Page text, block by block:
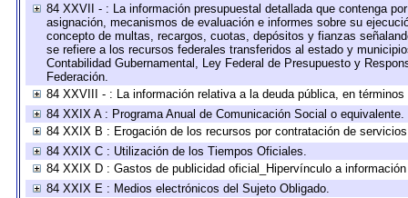
84 XXVII - : La información presupuestal detallada que contenga
asignación, mecanismos de evaluación e informes sobre su
concepto de multas, recargos, cuotas, depósitos y fianzas
se refiere a los recursos federales transferidos al estado y
Contabilidad Gubernamental, Ley Federal de Presupuesto y
Federación.
84 XXVIII - : La información relativa a la deuda pública, en
84 XXIX A : Programa Anual de Comunicación Social o equivalente.
84 XXIX B : Erogación de los recursos por contratación de
84 XXIX C : Utilización de los Tiempos Oficiales.
84 XXIX D : Gastos de publicidad oficial_Hipervínculo a
84 XXIX E : Medios electrónicos del Sujeto Obligado.